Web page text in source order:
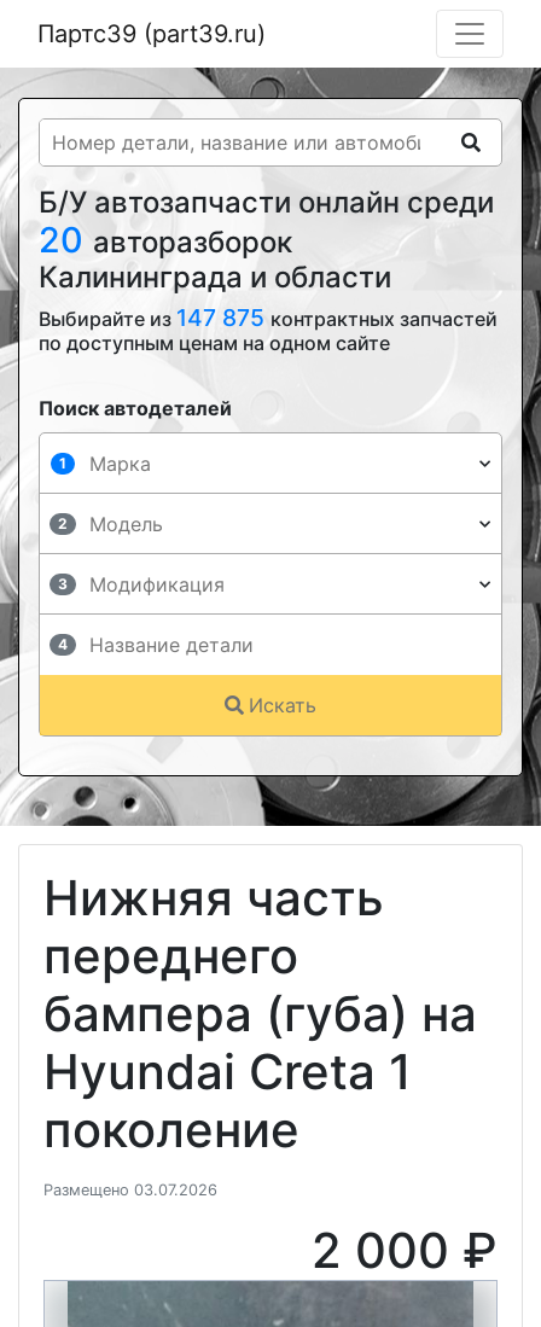
Партс39 (part39.ru)
Б/У автозапчасти онлайн среди
20 авторазборок
Калининграда и области
Выбирайте из 147 875 контрактных запчастей
по доступным ценам на одном сайте
Поиск автодеталей
1
2
3
4
Искать
Нижняя часть
переднего
бампера (губа) на
Hyundai Creta 1
поколение
Размещено 03.07.2026
2 000 ₽